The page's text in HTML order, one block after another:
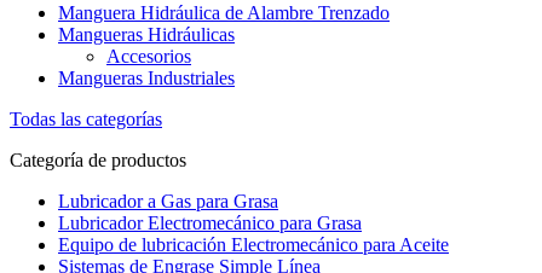
Manguera Hidráulica de Alambre Trenzado
Mangueras Hidráulicas
Accesorios
Mangueras Industriales
Todas las categorías
Categoría de productos
Lubricador a Gas para Grasa
Lubricador Electromecánico para Grasa
Equipo de lubricación Electromecánico para Aceite
Sistemas de Engrase Simple Línea